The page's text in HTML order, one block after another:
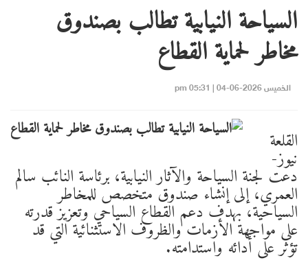
السياحة النيابية تطالب بصندوق
مخاطر لحماية القطاع
الخميس 2026-06-04 | 05:31 pm
القلعة
نيوز-
دعت لجنة السياحة والآثار النيابية، برئاسة النائب سالم
العمري، إلى إنشاء صندوق متخصص للمخاطر
السياحية، بهدف دعم القطاع السياحي وتعزيز قدرته
على مواجهة الأزمات والظروف الاستثنائية التي قد
تؤثر على أدائه واستدامته.